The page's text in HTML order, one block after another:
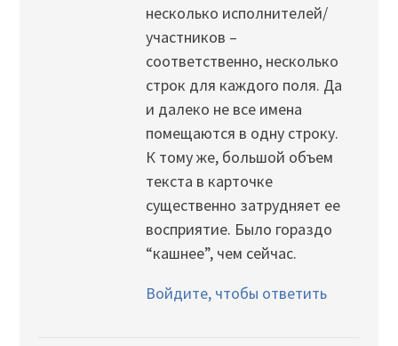
несколько исполнителей/
участников –
соответственно, несколько
строк для каждого поля. Да
и далеко не все имена
помещаются в одну строку.
К тому же, большой объем
текста в карточке
существенно затрудняет ее
восприятие. Было гораздо
“кашнее”, чем сейчас.
Войдите, чтобы ответить